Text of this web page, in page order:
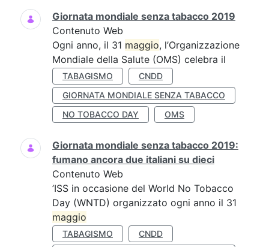
Giornata mondiale senza tabacco 2019
Contenuto Web
Ogni anno, il 31 maggio, l’Organizzazione
Mondiale della Salute (OMS) celebra il
TABAGISMO
CNDD
GIORNATA MONDIALE SENZA TABACCO
NO TOBACCO DAY
OMS
Giornata mondiale senza tabacco 2019:
fumano ancora due italiani su dieci
Contenuto Web
’ISS in occasione del World No Tobacco
Day (WNTD) organizzato ogni anno il 31
maggio
TABAGISMO
CNDD